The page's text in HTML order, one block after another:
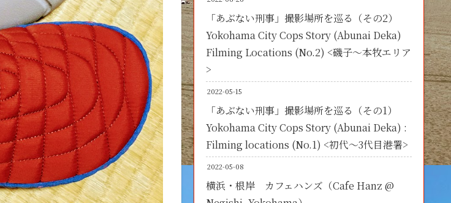
「あぶない刑事」撮影場所を巡る（その2）
Yokohama City Cops Story (Abunai Deka)
Filming Locations (No.2) <磯子～本牧エリア
>
2022-05-15
「あぶない刑事」撮影場所を巡る（その1）
Yokohama City Cops Story (Abunai Deka) :
Filming locations (No.1) <初代～3代目港署>
2022-05-08
横浜・根岸 カフェハンズ（Cafe Hanz @